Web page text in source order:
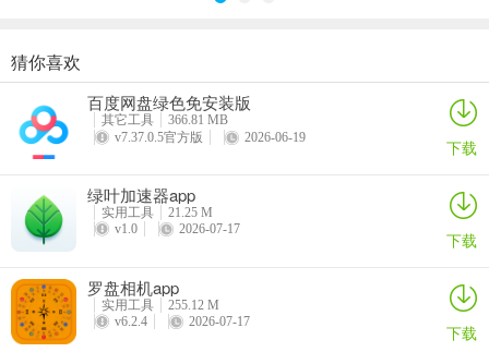
VEGA云电脑app
详情
2026百度网盘手机客户端
详情
最i玩云手机app
Marvis
猜你喜欢
百度网盘绿色免安装版
其它工具
366.81 MB
v7.37.0.5官方版
2026-06-19 下载
绿叶加速器app
实用工具
21.25 M
v1.0
2026-07-17 下载
罗盘相机app
实用工具
255.12 M
v6.2.4
2026-07-17 下载